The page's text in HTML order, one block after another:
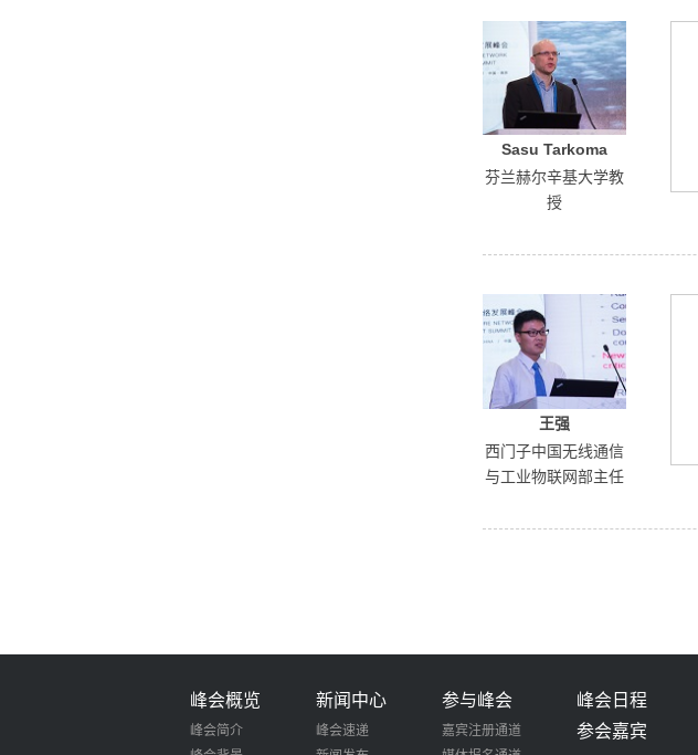
Sasu Tarkoma
芬兰赫尔辛基大学教
授
王强
西门子中国无线通信
与工业物联网部主任
峰会概览
峰会简介
新闻中心
峰会速递
参与峰会
嘉宾注册通道
峰会日程
参会嘉宾